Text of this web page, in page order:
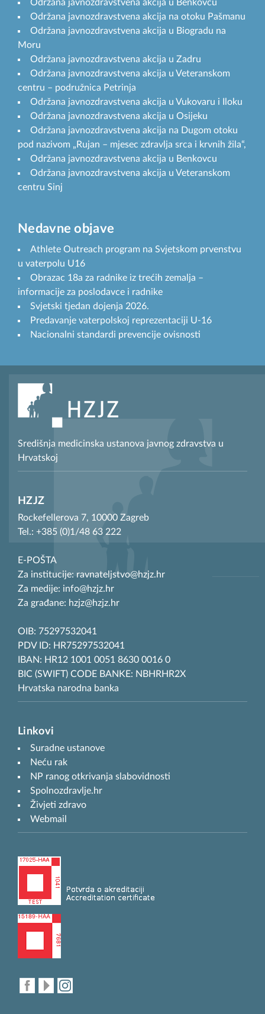
Održana javnozdravstvena akcija u Benkovcu
Održana javnozdravstvena akcija na otoku Pašmanu
Održana javnozdravstvena akcija u Biogradu na
Moru
Održana javnozdravstvena akcija u Zadru
Održana javnozdravstvena akcija u Veteranskom
centru – podružnica Petrinja
Održana javnozdravstvena akcija u Vukovaru i Iloku
Održana javnozdravstvena akcija u Osijeku
Održana javnozdravstvena akcija na Dugom otoku
pod nazivom „Rujan – mjesec zdravlja srca i krvnih žila“,
Održana javnozdravstvena akcija u Benkovcu
Održana javnozdravstvena akcija u Veteranskom
centru Sinj
Nedavne objave
Athlete Outreach program na Svjetskom prvenstvu
u vaterpolu U16
Obrazac 18a za radnike iz trećih zemalja –
informacije za poslodavce i radnike
Svjetski tjedan dojenja 2026.
Predavanje vaterpolskoj reprezentaciji U-16
Nacionalni standardi prevencije ovisnosti
Središnja medicinska ustanova javnog zdravstva u
Hrvatskoj
HZJZ
Rockefellerova 7, 10000 Zagreb
Tel.: +385 (0)1/48 63 222
E-POŠTA
Za institucije: ravnateljstvo@hzjz.hr
Za medije: info@hzjz.hr
Za građane: hzjz@hzjz.hr
OIB: 75297532041
PDV ID: HR75297532041
IBAN: HR12 1001 0051 8630 0016 0
BIC (SWIFT) CODE BANKE: NBHRHR2X
Hrvatska narodna banka
Linkovi
Suradne ustanove
Neću rak
NP ranog otkrivanja slabovidnosti
Spolnozdravlje.hr
Živjeti zdravo
Webmail